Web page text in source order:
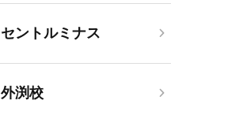
セントルミナス
外渕校